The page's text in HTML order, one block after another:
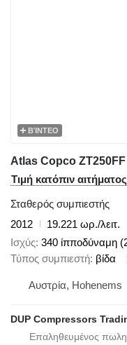
ΒΊΝΤΕΟ
Atlas Copco ZT250FF
Τιμή κατόπιν αιτήματος
Σταθερός συμπιεστής
2012
19.221 ωρ./λειτ.
Ισχύς 340 ίπποδύναμη
Τύπος συμπιεστή βίδα
Αυστρία, Hohenems
DUP Compressors